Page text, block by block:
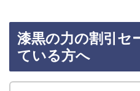
漆黒の力の割引セ
ている方へ